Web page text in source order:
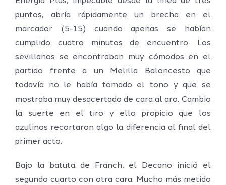
puntos, abría rápidamente un brecha en el
marcador (5-15) cuando apenas se habían
cumplido cuatro minutos de encuentro. Los
sevillanos se encontraban muy cómodos en el
partido frente a un Melilla Baloncesto que
todavía no le había tomado el tono y que se
mostraba muy desacertado de cara al aro. Cambio
la suerte en el tiro y ello propicio que los
azulinos recortaron algo la diferencia al final del
primer acto.
Bajo la batuta de Franch, el Decano inició el
segundo cuarto con otra cara. Mucho más metido